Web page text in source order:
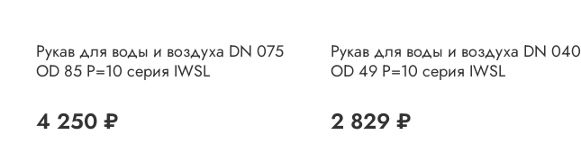
Рукав для воды и воздуха DN 075
OD 85 P=10 серия IWSL
4 250 ₽
Рукав для воды и воздуха DN 040
OD 49 P=10 серия IWSL
2 829 ₽